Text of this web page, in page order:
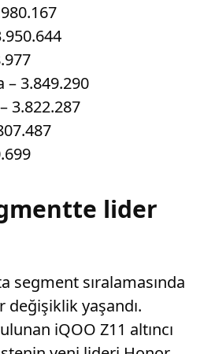
– 3.849.290
3.822.287
lider
segment sıralamasında
yaşandı.
iQOO Z11 altıncı